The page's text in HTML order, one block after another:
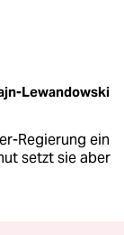
Lewandowski
Regierung ein
setzt sie aber